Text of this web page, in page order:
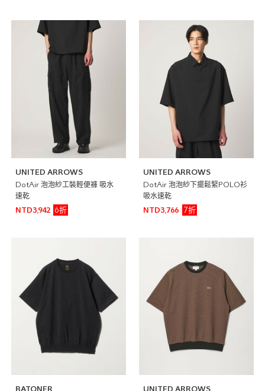
UNITED ARROWS
DotAir 泡泡紗工裝輕便褲 吸水
速乾
NTD3,942
6折
UNITED ARROWS
DotAir 泡泡紗下擺鬆緊POLO衫
吸水速乾
NTD3,766
7折